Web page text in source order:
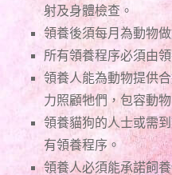
射及身體檢查。
領養後須每月為動物
所有領養程序必須由
領養人能為動物提供
力照顧牠們，包容動
領養貓狗的人士或需
有領養程序。
領養人必須能承諾飼